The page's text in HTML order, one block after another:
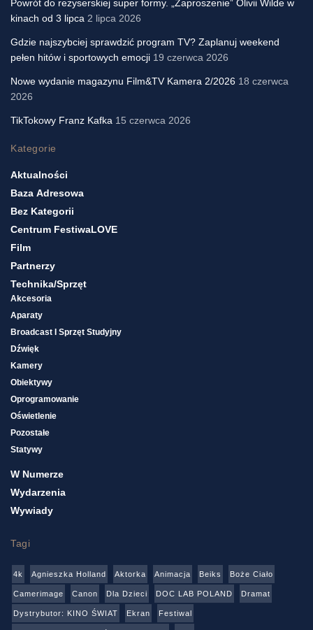
Powrót do reżyserskiej super formy. „Zaproszenie” Olivii Wilde w
kinach od 3 lipca 2 lipca 2026
Gdzie najszybciej sprawdzić program TV? Zaplanuj weekend
pełen hitów i sportowych emocji 19 czerwca 2026
Nowe wydanie magazynu Film&TV Kamera 2/2026 18 czerwca
2026
TikTokowy Franz Kafka 15 czerwca 2026
Kategorie
Aktualności
Baza Adresowa
Bez Kategorii
Centrum FestiwaLOVE
Film
Partnerzy
Technika/sprzęt
Akcesoria
Aparaty
Broadcast I Sprzęt Studyjny
Dźwięk
Kamery
Obiektywy
Oprogramowanie
Oświetlenie
Pozostałe
Statywy
W Numerze
Wydarzenia
Wywiady
Tagi
4k Agnieszka Holland Aktorka Animacja Beiks Boże Ciało
Camerimage Canon Dla Dzieci DOC LAB POLAND Dramat
Dystrybutor: KINO ŚWIAT Ekran Festiwal